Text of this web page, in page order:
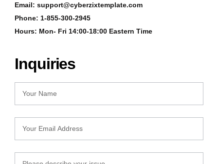
Email: support@cyberzixtemplate.com
Phone: 1-855-300-2945
Hours: Mon- Fri 14:00-18:00 Eastern Time
Inquiries